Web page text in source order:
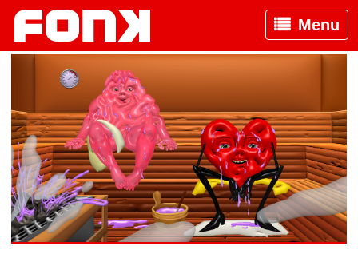
Menu